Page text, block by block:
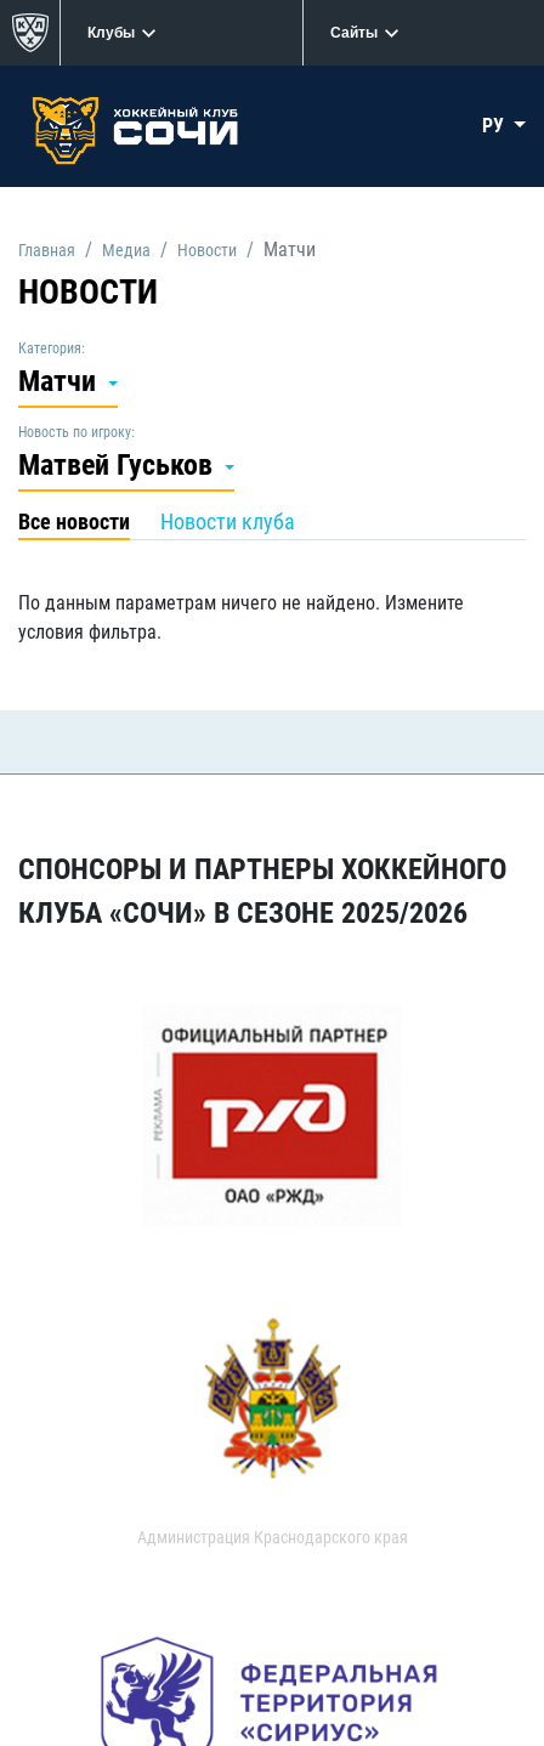
Клубы Сайты
РУ
Главная Медиа Новости Матчи
НОВОСТИ
Категория:
Матчи
Новость по игроку:
Матвей Гуськов
Все новости Новости клуба
По данным параметрам ничего не найдено. Измените
условия фильтра.
СПОНСОРЫ И ПАРТНЕРЫ ХОККЕЙНОГО
КЛУБА «СОЧИ» В СЕЗОНЕ 2025/2026
Администрация Краснодарского края